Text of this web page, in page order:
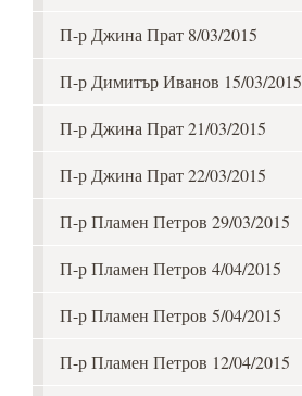
П-р Джина Прат 8/03/2015
П-р Димитър Иванов 15/03/2015
П-р Джина Прат 21/03/2015
П-р Джина Прат 22/03/2015
П-р Пламен Петров 29/03/2015
П-р Пламен Петров 4/04/2015
П-р Пламен Петров 5/04/2015
П-р Пламен Петров 12/04/2015